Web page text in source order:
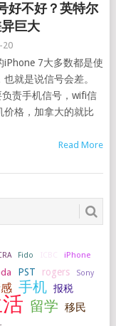
好不好？英特尔
巨大
20
iPhone 7大多数都是使
就是说信号会差。
责手机信号，wifi信
价格，加拿大的就比
Read More
Fido ICBC iPhone
PST rogers
Sony
手机 报税
留学 移民